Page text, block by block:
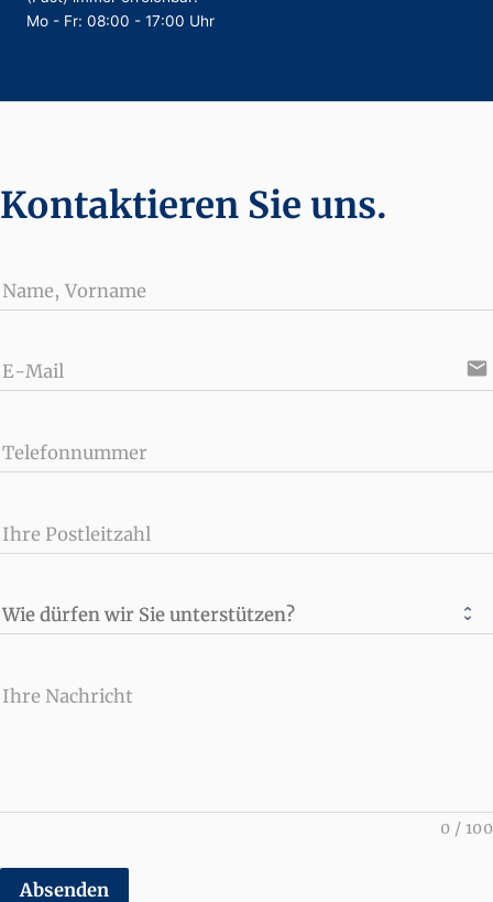
Mo - Fr: 08:00 - 17:00 Uhr
Kontaktieren Sie uns.
Name, Vorname
E-Mail email
Telefonnummer
Ihre Postleitzahl
Wie dürfen wir Sie unterstützen?
Ihre Nachricht
0 / 100
Absenden